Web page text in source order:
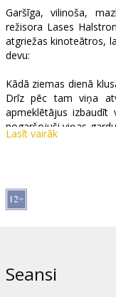
Kino
Klubs
Garšīga, vilinoša,
režisora Lases
atgriežas kinoteātros,
devu:
Kādā ziemas dienā
Drīz pēc tam viņa
apmeklētājus
nogaršojuši viņas
saldajam
Filma angļu valodā ar
Lomās: Juliette Binoche
Lasīt vairāk
Seansi